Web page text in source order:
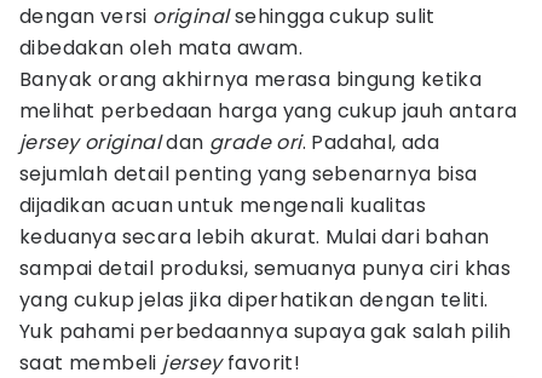
dengan versi originalsehingga cukup sulit
dibedakan oleh mata awam.
Banyak orang akhirnya merasa bingung ketika
melihat perbedaan harga yang cukup jauh antara
jersey originaldan grade ori. Padahal, ada
sejumlah detail penting yang sebenarnya bisa
dijadikan acuan untuk mengenali kualitas
keduanya secara lebih akurat. Mulai dari bahan
sampai detail produksi, semuanya punya ciri khas
yang cukup jelas jika diperhatikan dengan teliti.
Yuk pahami perbedaannya supaya gak salah pilih
saat membeli jerseyfavorit!